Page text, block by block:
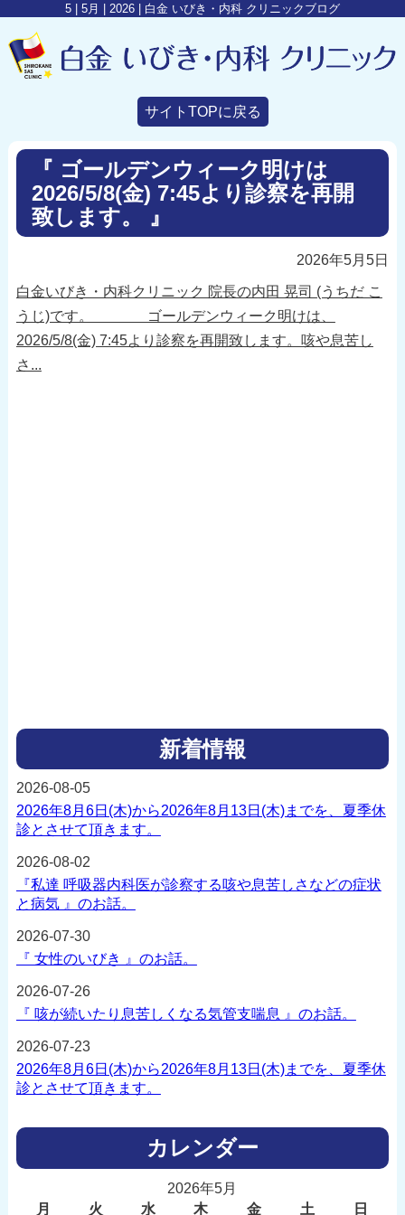
5 | 5月 | 2026 | 白金 いびき・内科 クリニックブログ
サイトTOPに戻る
『 ゴールデンウィーク明けは
2026/5/8(金) 7:45より診察を再開
致します。 』
2026年5月5日
白金いびき・内科クリニック 院長の内田 晃司 (うちだ こ
うじ)です。 ゴールデンウィーク明けは、
2026/5/8(金) 7:45より診察を再開致します。咳や息苦し
さ...
新着情報
2026年8月6日(木)から2026年8月13日(木)までを、夏季休
診とさせて頂きます。
2026-08-05
『私達 呼吸器内科医が診察する咳や息苦しさなどの症状
と病気 』のお話。
2026-08-02
『 女性のいびき 』のお話。
2026-07-30
『 咳が続いたり息苦しくなる気管支喘息 』のお話。
2026-07-26
2026年8月6日(木)から2026年8月13日(木)までを、夏季休
診とさせて頂きます。
2026-07-23
カレンダー
2026年5月
月
火 水 木 金 土 日